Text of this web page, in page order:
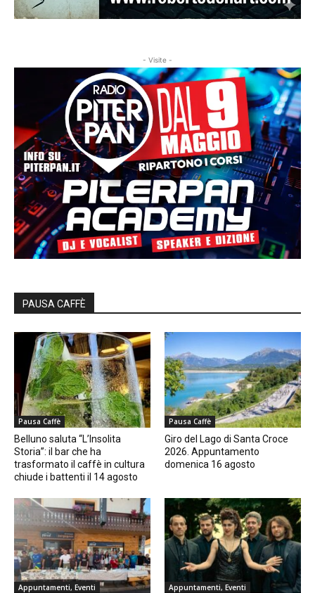
- Visite -
PAUSA CAFFÈ
Pausa Caffè
Belluno saluta “L’Insolita
Storia”: il bar che ha
trasformato il caffè in cultura
chiude i battenti il 14 agosto
Pausa Caffè
Giro del Lago di Santa Croce
2026. Appuntamento
domenica 16 agosto
Appuntamenti, Eventi Appuntamenti, Eventi